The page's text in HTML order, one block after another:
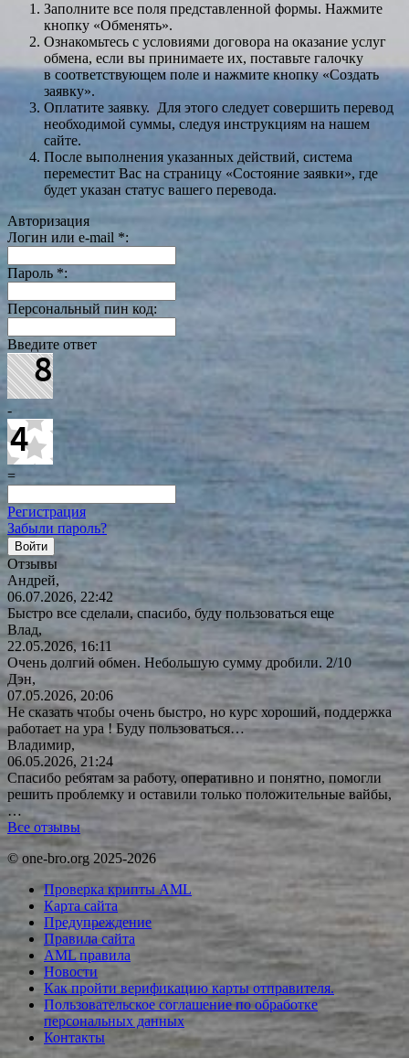
Заполните все поля представленной формы. Нажмите
кнопку «Обменять».
Ознакомьтесь с условиями договора на оказание услуг
обмена, если вы принимаете их, поставьте галочку
в соответствующем поле и нажмите кнопку «Создать
заявку».
Оплатите заявку. Для этого следует совершить перевод
необходимой суммы, следуя инструкциям на нашем
сайте.
После выполнения указанных действий, система
переместит Вас на страницу «Состояние заявки», где
будет указан статус вашего перевода.
Авторизация
Логин или e-mail *:
Пароль *:
Персональный пин код:
Введите ответ
-
=
Регистрация
Забыли пароль?
Отзывы
Андрей,
06.07.2026, 22:42
Быстро все сделали, спасибо, буду пользоваться еще
Влад,
22.05.2026, 16:11
Очень долгий обмен. Небольшую сумму дробили. 2/10
Дэн,
07.05.2026, 20:06
Не сказать чтобы очень быстро, но курс хороший, поддержка
работает на ура ! Будупользоваться…
Владимир,
06.05.2026, 21:24
Спасибо ребятам за работу, оперативно и понятно, помогли
решить проблемку и оставили только положительные вайбы,
…
Все отзывы
© one-bro.org 2025-2026
Проверка крипты AML
Карта сайта
Предупреждение
Правила сайта
AML правила
Новости
Как пройти верификацию карты отправителя.
Пользовательское соглашение по обработке
персональных данных
Контакты